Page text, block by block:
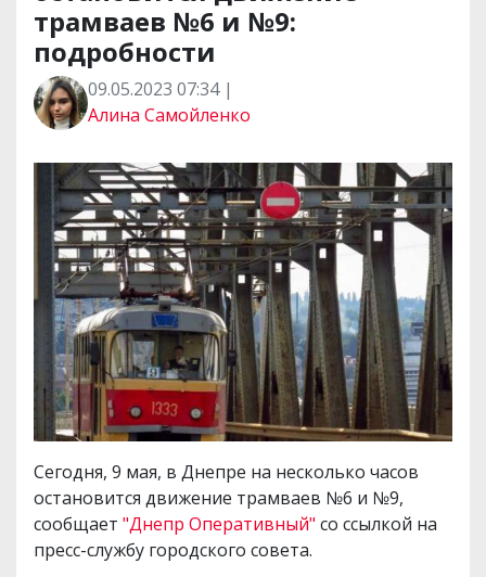
трамваев №6 и №9:
подробности
09.05.2023 07:34 |
Алина Самойленко
Сегодня, 9 мая, в Днепре на несколько часов
остановится движение трамваев №6 и №9,
сообщает "Днепр Оперативный" со ссылкой на
пресс-службу городского совета.